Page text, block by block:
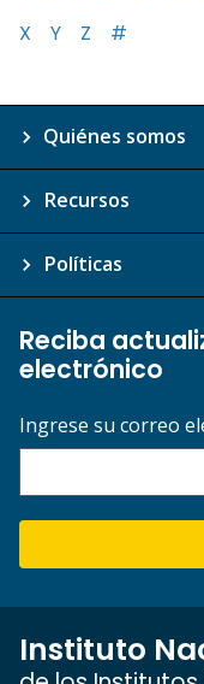
X
Y Z #
Quiénes somos
Recursos
Políticas
Reciba
electrónico
Ingrese su correo
Instituto